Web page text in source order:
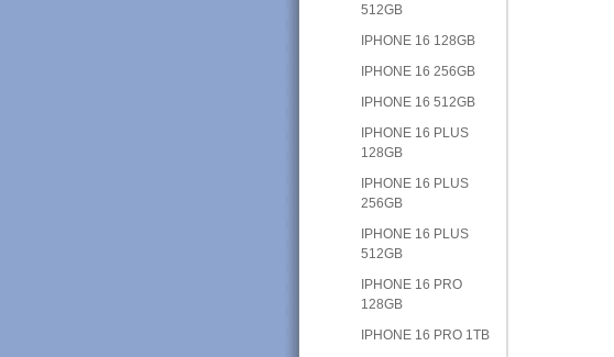
512GB
IPHONE 16 128GB
IPHONE 16 256GB
IPHONE 16 512GB
IPHONE 16 PLUS
128GB
IPHONE 16 PLUS
256GB
IPHONE 16 PLUS
512GB
IPHONE 16 PRO
128GB
IPHONE 16 PRO 1TB